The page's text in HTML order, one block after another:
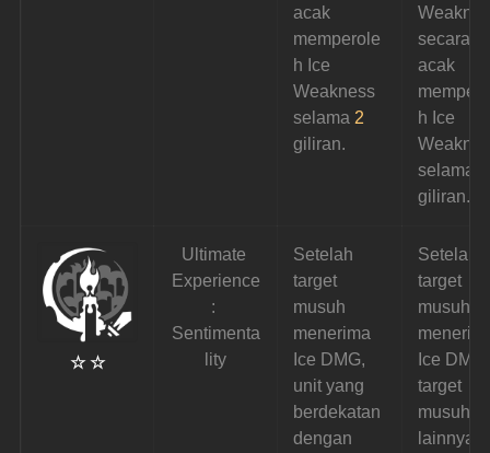
acak
memperole
h Ice
Weakness
selama 2
giliran.
secara
acak
h Ice
selama
giliran.
☆ ☆
Ultimate
Experience
:
Sentimenta
lity
Setelah
target
musuh
menerima
Ice DMG,
unit yang
berdekatan
dengan
Setelah
target
musuh
Ice
target
musuh
lainnya